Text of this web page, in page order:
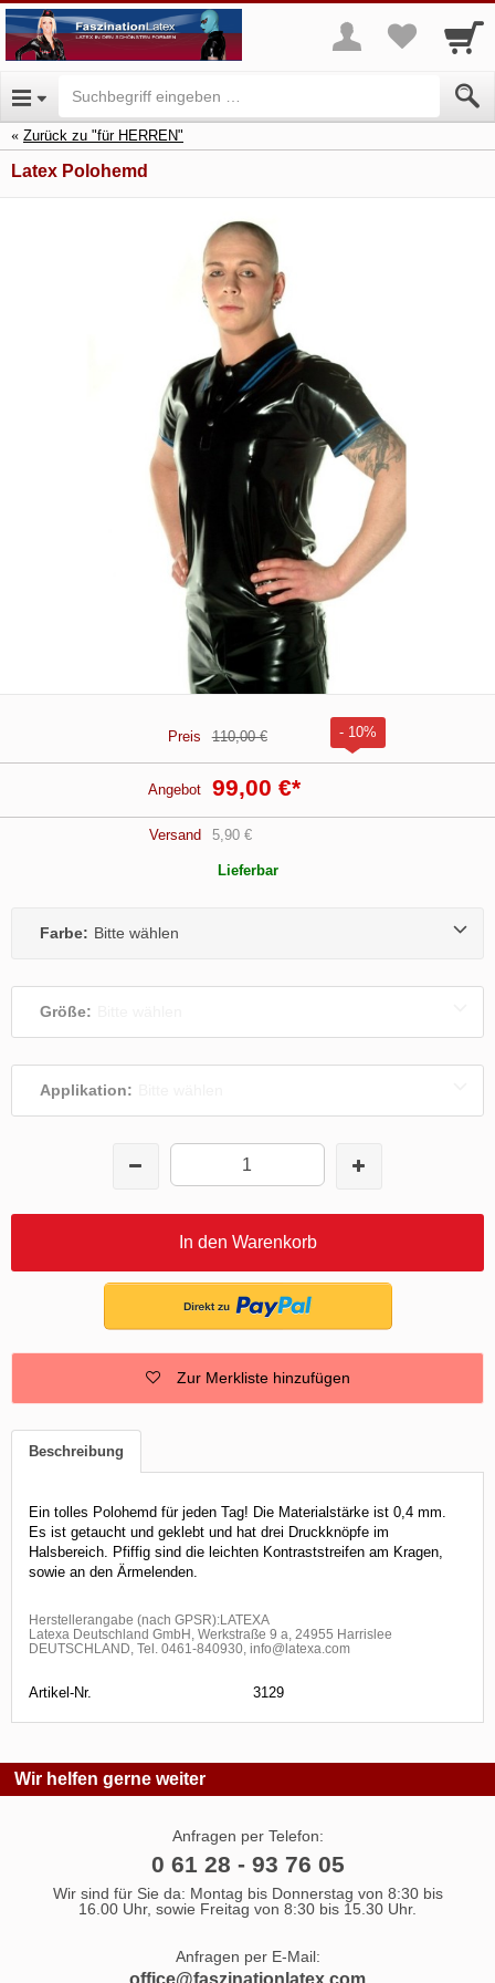
Zurück zu "für HERREN"
Latex Polohemd
Preis 110,00 € - 10%
Angebot 99,00 €*
Versand 5,90 €
Lieferbar
Farbe: Bitte wählen
Größe:
Applikation:
In den Warenkorb
Zur Merkliste hinzufügen
Beschreibung
Ein tolles Polohemd für jeden Tag! Die Materialstärke ist 0,4 mm.
Es ist getaucht und geklebt und hat drei Druckknöpfe im
Halsbereich. Pfiffig sind die leichten Kontraststreifen am Kragen,
sowie an den Ärmelenden.
Herstellerangabe (nach GPSR):LATEXA
Latexa Deutschland GmbH, Werkstraße 9 a, 24955 Harrislee
DEUTSCHLAND, Tel. 0461-840930, info@latexa.com
Artikel-Nr. 3129
Wir helfen gerne weiter
Anfragen per Telefon:
0 61 28 - 93 76 05
Wir sind für Sie da: Montag bis Donnerstag von 8:30 bis
16.00 Uhr, sowie Freitag von 8:30 bis 15.30 Uhr.
Anfragen per E-Mail:
office@faszinationlatex.com